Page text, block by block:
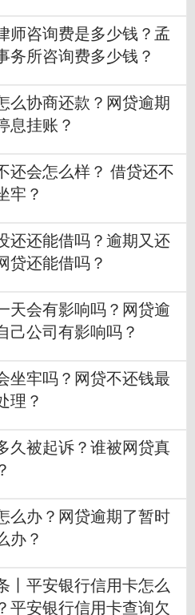
师咨询费是多少钱？孟
务所咨询费多少钱？
么协商还款？网贷逾期
息挂账？
还会怎么样？ 借贷还不
牢？
还还能借吗？逾期又还
贷还能借吗？
天会有影响吗？网贷逾
己公司有影响吗？
坐牢吗？网贷不还钱最
理？
久被起诉？谁被网贷真
么办？网贷逾期了暂时
办？
丨平安银行信用卡怎么
平安银行信用卡查询欠